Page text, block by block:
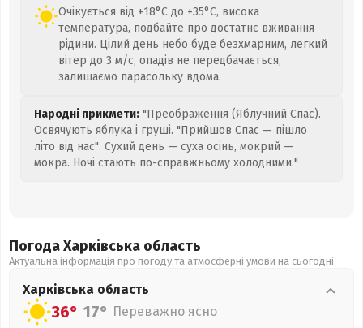
Очікується від +18°C до +35°C, висока
температура, подбайте про достатнє вживання
рідини. Цілий день небо буде безхмарним, легкий
вітер до 3 м/с, опадів не передбачається,
залишаємо парасольку вдома.
Народні прикмети: "Преображення (Яблучний Спас).
Освячують яблука і груші. "Прийшов Спас — пішло
літо від нас". Сухий день — суха осінь, мокрий —
мокра. Ночі стають по-справжньому холодними."
Погода Харківська область
Актуальна інформація про погоду та атмосферні умови на сьогодні
Харківська область
36° 17° Переважно ясно